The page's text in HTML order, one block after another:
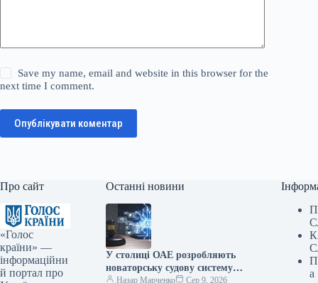
Save my name, email and website in this browser for the
next time I comment.
Опублікувати коментар
Про сайт
«Голос
країни» —
інформаційни
й портал про
Останні новини
У столиці ОАЕ розробляють
новаторську судову систему
на базі штучного інтелекту.
Назар Марченко
Сер 9, 2026
а